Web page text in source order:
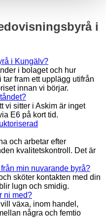
i
i Kungälv?
i bolaget och hur
fram ett upplägg utifrån
innan vi börjar.
vi sitter i Askim är inget
E6 på kort tid.
och arbetar efter
kvalitetskontroll. Det är
min nuvarande byrå?
sköter kontakten med din
lugn och smidig.
ni med?
växa, inom handel,
några och femtio